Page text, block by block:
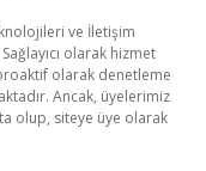
ve İletişim
olarak hizmet
olarak denetleme
Ancak, üyelerimiz
olup, siteye üye olarak